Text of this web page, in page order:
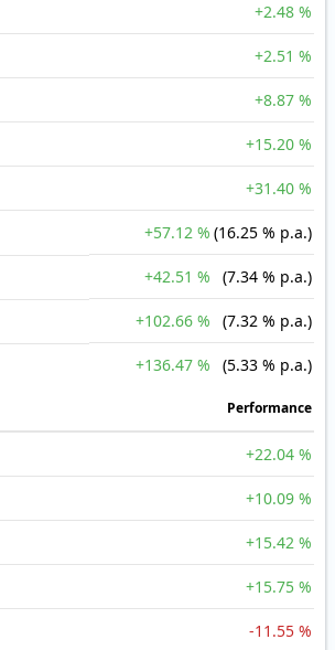
+2.48 %
+2.51 %
+8.87 %
+15.20 %
+31.40 %
+57.12 % (16.25 % p.a.)
+42.51 % (7.34 % p.a.)
+102.66 % (7.32 % p.a.)
+136.47 % (5.33 % p.a.)
Perfor­mance
+22.04 %
+10.09 %
+15.42 %
+15.75 %
-11.55 %